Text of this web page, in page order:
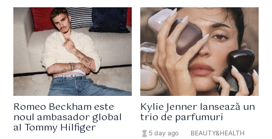
Romeo Beckham este
noul ambasador global
al Tommy Hilfiger
Kylie Jenner lansează un
trio de parfumuri
hourglass_full 5 day ago BEAUTY&HEALTH